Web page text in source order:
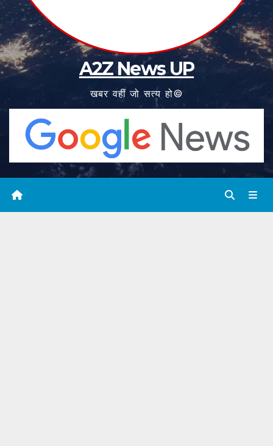
A2Z News UP
खबर वहीं जो सत्य हो©